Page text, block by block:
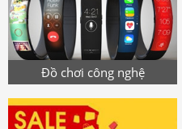
Đồ chơi công nghệ